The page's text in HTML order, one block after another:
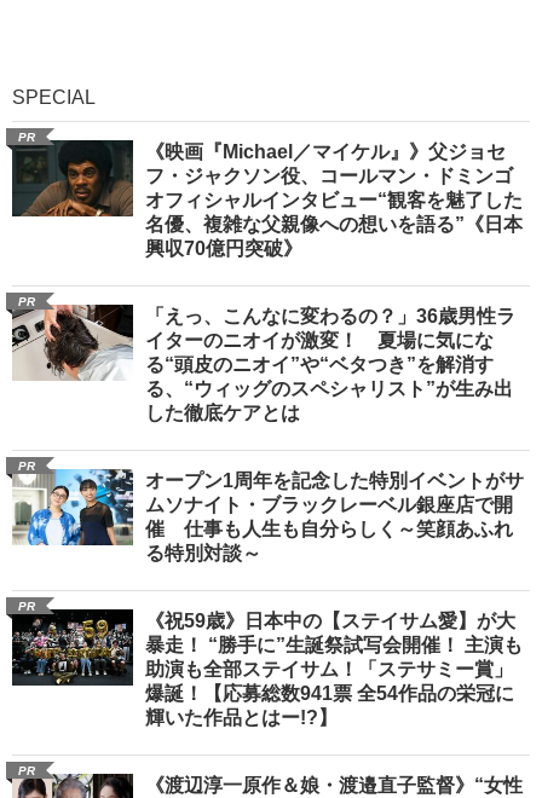
SPECIAL
PR
《映画『Michael／マイケル』》父ジョセ
フ・ジャクソン役、コールマン・ドミンゴ
オフィシャルインタビュー“観客を魅了した
名優、複雑な父親像への想いを語る”《日本
興収70億円突破》
PR
「えっ、こんなに変わるの？」36歳男性ラ
イターのニオイが激変！ 夏場に気にな
る“頭皮のニオイ”や“ベタつき”を解消す
る、“ウィッグのスペシャリスト”が生み出
した徹底ケアとは
PR
オープン1周年を記念した特別イベントがサ
ムソナイト・ブラックレーベル銀座店で開
催 仕事も人生も自分らしく～笑顔あふれ
る特別対談～
PR
《祝59歳》日本中の【ステイサム愛】が大
暴走！ “勝手に”生誕祭試写会開催！ 主演も
助演も全部ステイサム！「ステサミー賞」
爆誕！【応募総数941票 全54作品の栄冠に
輝いた作品とはー!?】
PR
《渡辺淳一原作＆娘・渡邉直子監督》“女性